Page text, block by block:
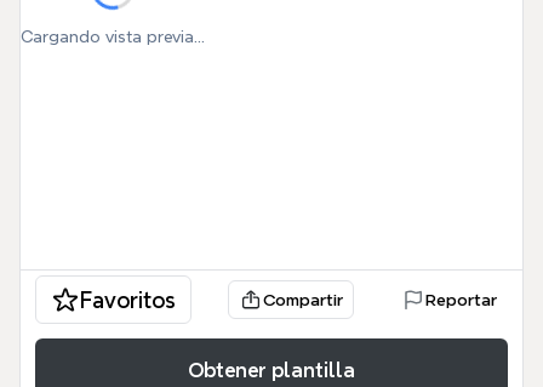
Cargando vista previa...
Favoritos Compartir Reportar
Obtener plantilla